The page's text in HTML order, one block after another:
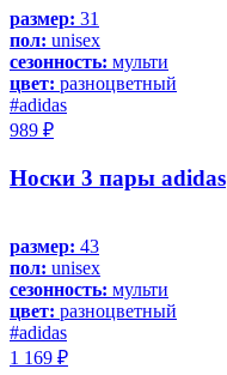
размер: 31
пол: unisex
сезонность: мульти
цвет: разноцветный
#adidas
989 ₽
Носки 3 пары adidas
размер: 43
пол: unisex
сезонность: мульти
цвет: разноцветный
#adidas
1 169 ₽